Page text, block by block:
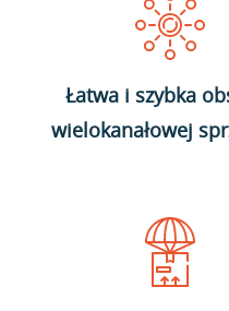
Łatwa i szybka
wielokanałowej